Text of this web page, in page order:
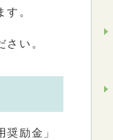
。
さい。
励金」